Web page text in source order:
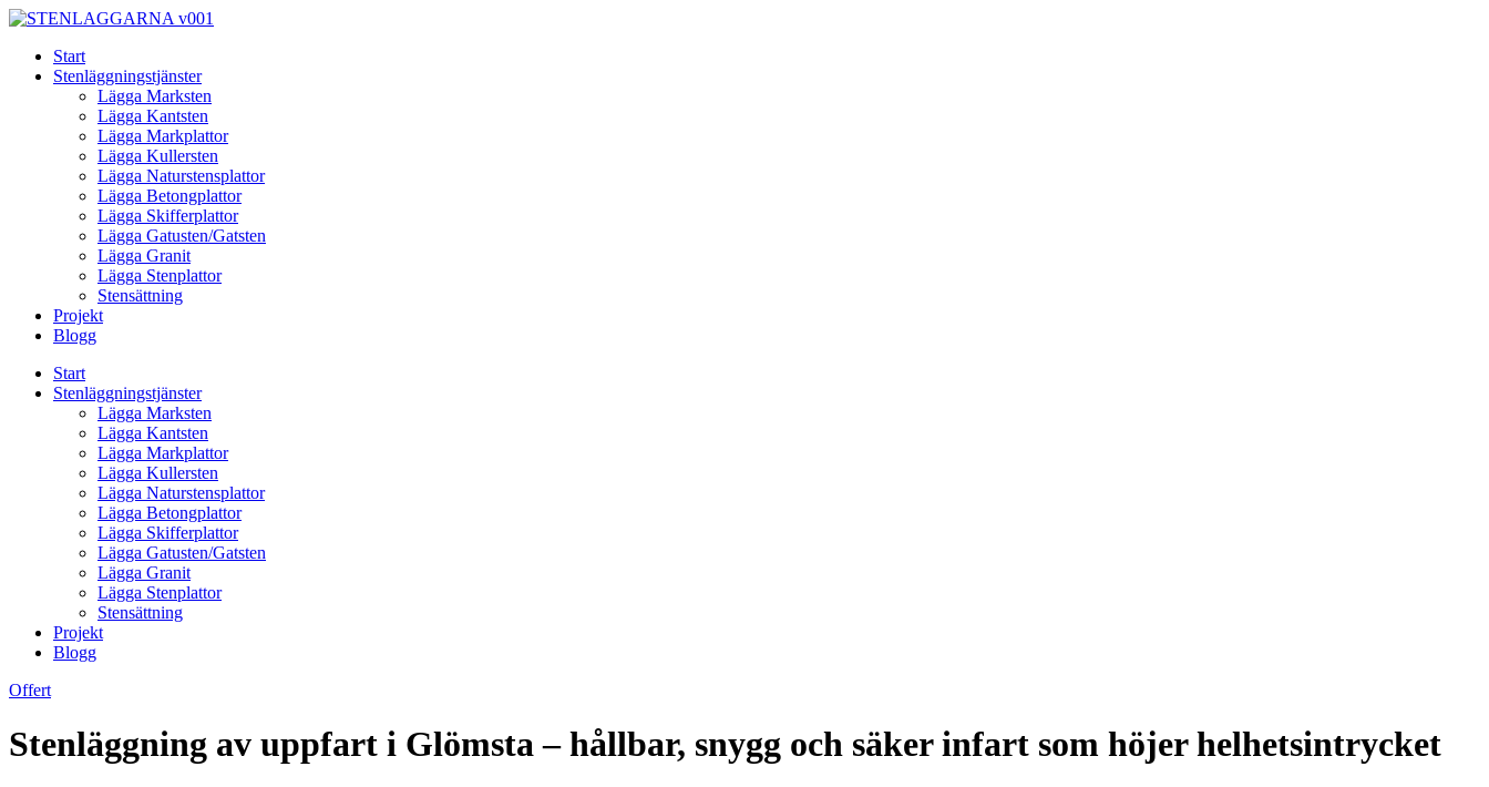
Skip
contentStart
Stenläggningstjänster
Lägga Marksten
Lägga Kantsten
Lägga Markplattor
Lägga Kullersten
Lägga Naturstensplattor
Lägga Betongplattor
Lägga Skifferplattor
Lägga Gatusten/Gatsten
Lägga Granit
Lägga Stenplattor
Stensättning
Projekt
Blogg
Start
Stenläggningstjänster
Lägga Marksten
Lägga Kantsten
Lägga Markplattor
Lägga Kullersten
Lägga Naturstensplattor
Lägga Betongplattor
Lägga Skifferplattor
Lägga Gatusten/Gatsten
Lägga Granit
Lägga Stenplattor
Stensättning
Projekt
Blogg
Offert
Stenläggning av uppfart i Glömsta – hållbar, snygg och säker infart som höjer helhetsintrycket